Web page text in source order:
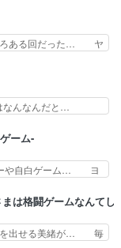
… この高らかなDT
この作品は近年稀に
の父ちゃん… 成長限
上位存… 大規模バト
かり… やっぱり勇者
普通の人間の親子
に役割を超越する
お陰で他の勇者達も
ろある回だった… ヤ
バコを生産… ここう
てくれて… おかし
陰に支配… ヤクねこ
くなっ… 普段は選別
か今日はかなり一
と比べてまだまとも
はなんなんだと…
承されている… ダラ
話やはりダ… ダラさ
しいは人… 第５話感
礼とし… 第５話感
のね… こんなデカイ
姉… ダラさん、人型
ーム-
ーや自白ゲーム… ヨ
の国も同じ… ご視聴
もよろし… 握った◯
るプレ… ヨコヤの頭
利用… 夜の国のヨコ
は格闘ゲームなんてし
を出せる美緒が… 毎